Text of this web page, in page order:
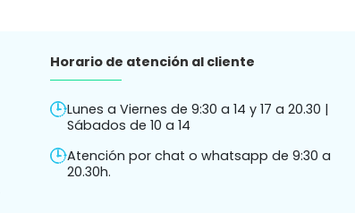
Horario de atención al cliente
Lunes a Viernes de 9:30 a 14 y 17 a 20.30 |
Sábados de 10 a 14
Atención por chat o whatsapp de 9:30 a
20.30h.